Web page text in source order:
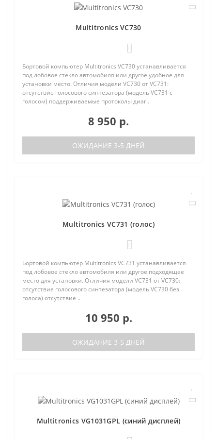
Multitronics VC730
Бортовой компьютер Multitronics VC730 устанавливается
под лобовое стекло автомобиля или другое удобное для
установки место. Отличия модели VC730 от VC731:
отсутствие голосового синтезатора (модель VC731 с
голосом) поддерживаемые протоколы диаг..
8 950 р.
ОЖИДАНИЕ 3-5 ДНЕЙ
Multitronics VC731 (голос)
Бортовой компьютер Multitronics VC731 устанавливается
под лобовое стекло автомобиля или другое подходящее
место для установки. Отличия модели VC731 от VC730:
отсутствие голосового синтезатора (модель VC730 без
голоса) отсутствие ..
10 950 р.
ОЖИДАНИЕ 3-5 ДНЕЙ
Multitronics VG1031GPL (синий дисплей)